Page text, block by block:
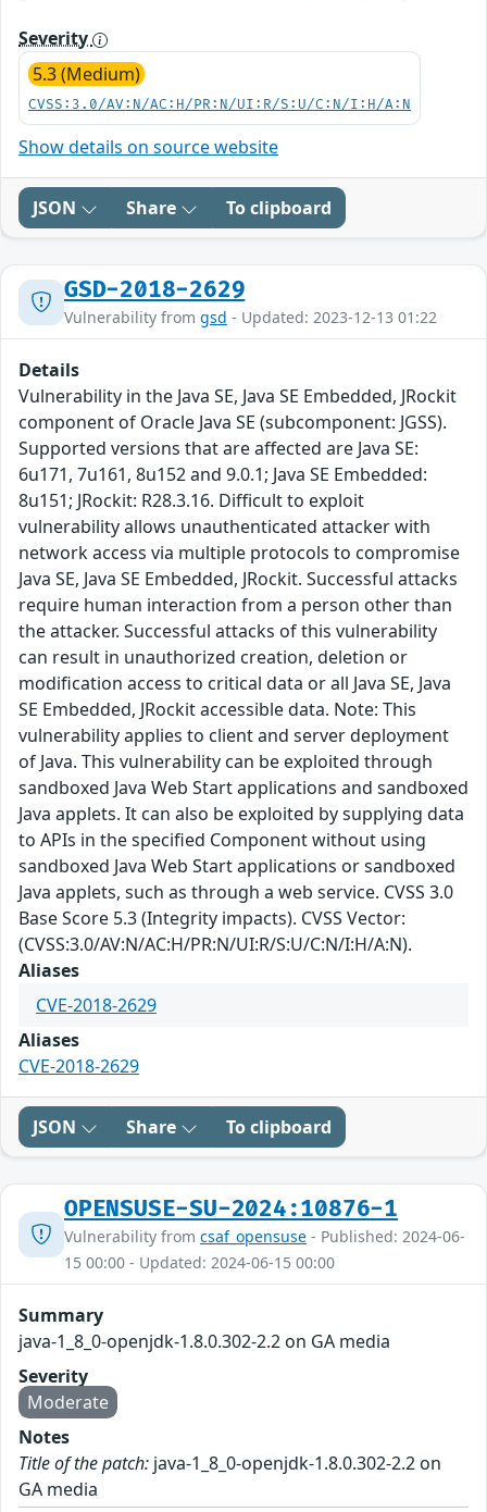
Severity
5.3 (Medium)
CVSS:3.0/AV:N/AC:H/PR:N/UI:R/S:U/C:N/I:H/A:N
Show details on source website
JSON Share To clipboard
GSD-2018-2629
Vulnerability from gsd - Updated: 2023-12-13 01:22
Details
Vulnerability in the Java SE, Java SE Embedded, JRockit
component of Oracle Java SE (subcomponent: JGSS).
Supported versions that are affected are Java SE:
6u171, 7u161, 8u152 and 9.0.1; Java SE Embedded:
8u151; JRockit: R28.3.16. Difficult to exploit
vulnerability allows unauthenticated attacker with
network access via multiple protocols to compromise
Java SE, Java SE Embedded, JRockit. Successful attacks
require human interaction from a person other than
the attacker. Successful attacks of this vulnerability
can result in unauthorized creation, deletion or
modification access to critical data or all Java SE, Java
SE Embedded, JRockit accessible data. Note: This
vulnerability applies to client and server deployment
of Java. This vulnerability can be exploited through
sandboxed Java Web Start applications and sandboxed
Java applets. It can also be exploited by supplying data
to APIs in the specified Component without using
sandboxed Java Web Start applications or sandboxed
Java applets, such as through a web service. CVSS 3.0
Base Score 5.3 (Integrity impacts). CVSS Vector:
(CVSS:3.0/AV:N/AC:H/PR:N/UI:R/S:U/C:N/I:H/A:N).
Aliases
CVE-2018-2629
Aliases
CVE-2018-2629
JSON Share To clipboard
OPENSUSE-SU-2024:10876-1
Vulnerability from csaf_opensuse - Published: 2024-06-
15 00:00 - Updated: 2024-06-15 00:00
Summary
java-1_8_0-openjdk-1.8.0.302-2.2 on GA media
Severity
Moderate
Notes
Title of the patch: java-1_8_0-openjdk-1.8.0.302-2.2 on
GA media